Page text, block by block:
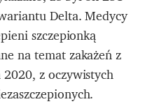
Delta. Medycy
szczepionką
na temat zakażeń z
z oczywistych